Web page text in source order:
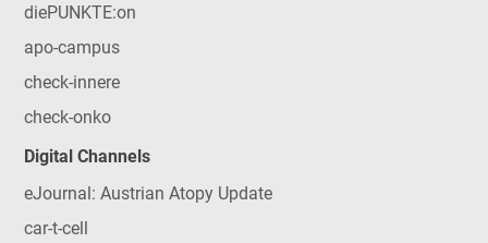
diePUNKTE:on
apo-campus
check-innere
check-onko
Digital Channels
eJournal: Austrian Atopy Update
car-t-cell